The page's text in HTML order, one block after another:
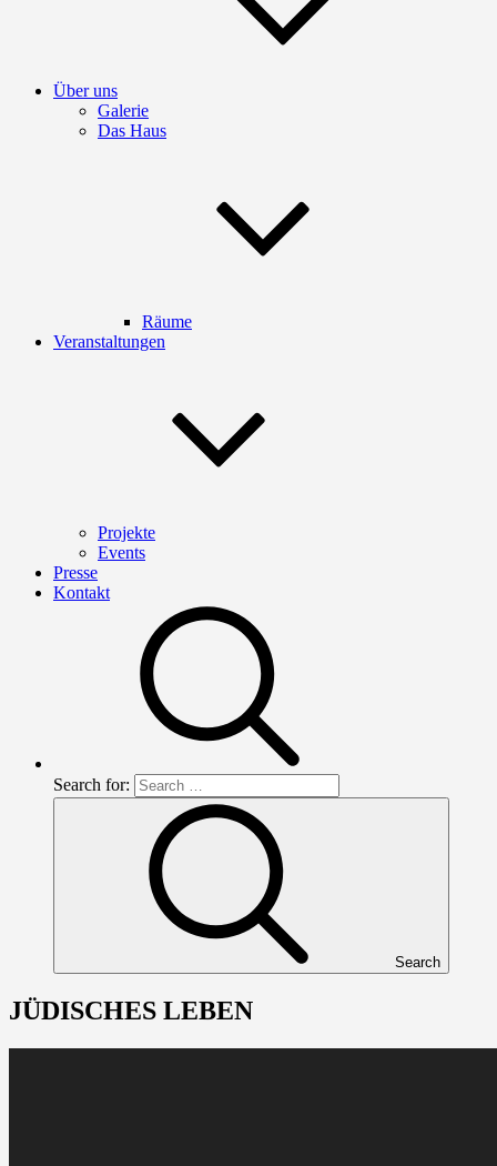
Über uns
Galerie
Das Haus
Räume
Veranstaltungen
Projekte
Events
Presse
Kontakt
Search for:
Search
JÜDISCHES LEBEN